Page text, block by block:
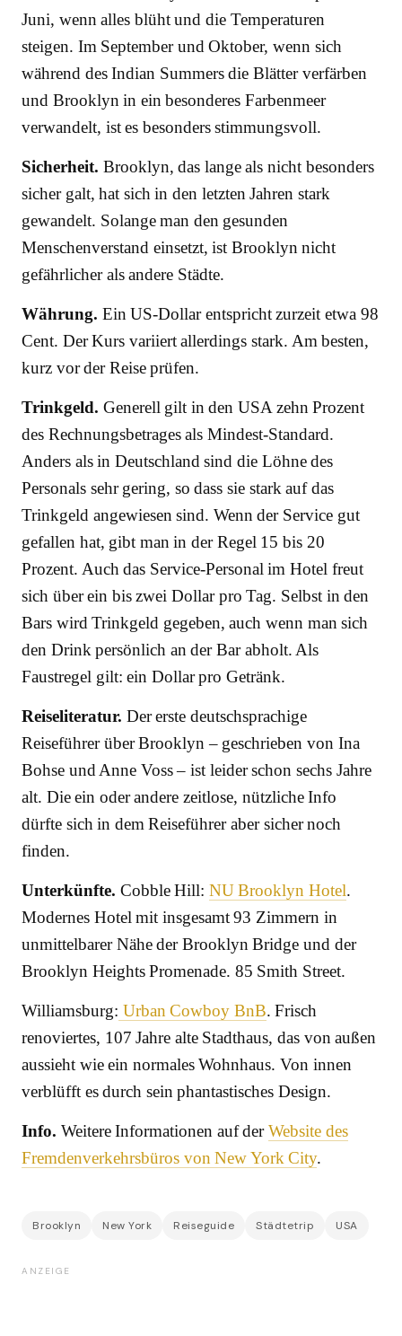
Juni, wenn alles blüht und die Temperaturen
steigen. Im September und Oktober, wenn sich
während des Indian Summers die Blätter verfärben
und Brooklyn in ein besonderes Farbenmeer
verwandelt, ist es besonders stimmungsvoll.
Sicherheit. Brooklyn, das lange als nicht besonders
sicher galt, hat sich in den letzten Jahren stark
gewandelt. Solange man den gesunden
Menschenverstand einsetzt, ist Brooklyn nicht
gefährlicher als andere Städte.
Währung. Ein US-Dollar entspricht zurzeit etwa 98
Cent. Der Kurs variiert allerdings stark. Am besten,
kurz vor der Reise prüfen.
Trinkgeld. Generell gilt in den USA zehn Prozent
des Rechnungsbetrages als Mindest-Standard.
Anders als in Deutschland sind die Löhne des
Personals sehr gering, so dass sie stark auf das
Trinkgeld angewiesen sind. Wenn der Service gut
gefallen hat, gibt man in der Regel 15 bis 20
Prozent. Auch das Service-Personal im Hotel freut
sich über ein bis zwei Dollar pro Tag. Selbst in den
Bars wird Trinkgeld gegeben, auch wenn man sich
den Drink persönlich an der Bar abholt. Als
Faustregel gilt: ein Dollar pro Getränk.
Reiseliteratur. Der erste deutschsprachige
Reiseführer über Brooklyn – geschrieben von Ina
Bohse und Anne Voss – ist leider schon sechs Jahre
alt. Die ein oder andere zeitlose, nützliche Info
dürfte sich in dem Reiseführer aber sicher noch
finden.
Unterkünfte. Cobble Hill: NU Brooklyn Hotel.
Modernes Hotel mit insgesamt 93 Zimmern in
unmittelbarer Nähe der Brooklyn Bridge und der
Brooklyn Heights Promenade. 85 Smith Street.
Williamsburg: Urban Cowboy BnB. Frisch
renoviertes, 107 Jahre alte Stadthaus, das von außen
aussieht wie ein normales Wohnhaus. Von innen
verblüfft es durch sein phantastisches Design.
Info. Weitere Informationen auf derWebsite des
Fremdenverkehrsbüros von New York City.
Brooklyn New York Reiseguide Städtetrip USA
ANZEIGE